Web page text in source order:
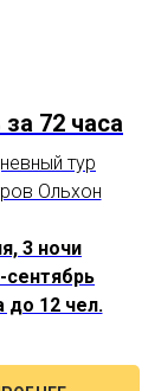
72 часа
тур
Ольхон
3 ночи
до 12 чел.